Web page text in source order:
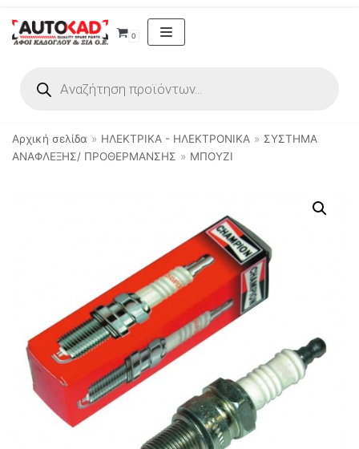
Μεταπηδήστε
στο
0
Αρχική σελίδα » ΗΛΕΚΤΡΙΚΑ - ΗΛΕΚΤΡΟΝΙΚΑ » ΣΥΣΤΗΜΑ
ΑΝΑΦΛΕΞΗΣ/ ΠΡΟΘΕΡΜΑΝΣΗΣ » ΜΠΟΥΖΙ